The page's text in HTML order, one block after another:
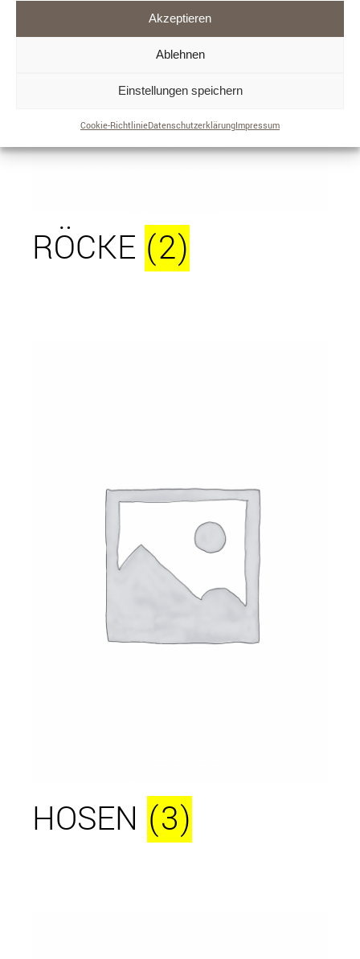
Akzeptieren
Ablehnen
Einstellungen speichern
Cookie-RichtlinieDatenschutzerklärungImpressum
RÖCKE (2)
HOSEN (3)